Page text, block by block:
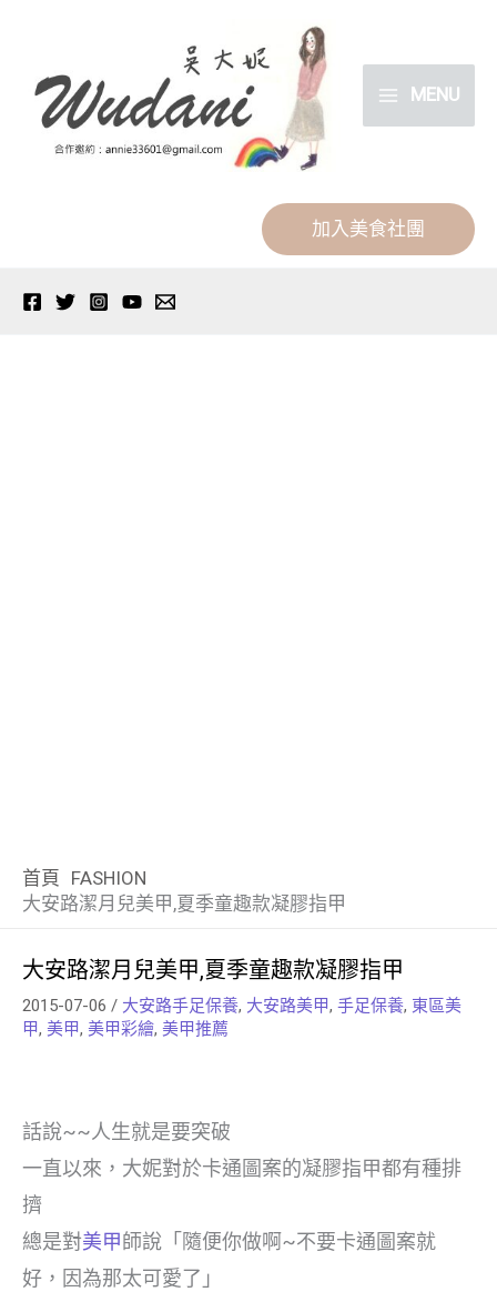
MENU
加入美食社團
首頁 FASHION
大安路潔月兒美甲,夏季童趣款凝膠指甲
大安路潔月兒美甲,夏季童趣款凝膠指甲
2015-07-06 / 大安路手足保養, 大安路美甲, 手足保養, 東區美
甲, 美甲, 美甲彩繪, 美甲推薦
話說~~人生就是要突破
一直以來，大妮對於卡通圖案的凝膠指甲都有種排
擠
總是對美甲師說「隨便你做啊~不要卡通圖案就
好，因為那太可愛了」